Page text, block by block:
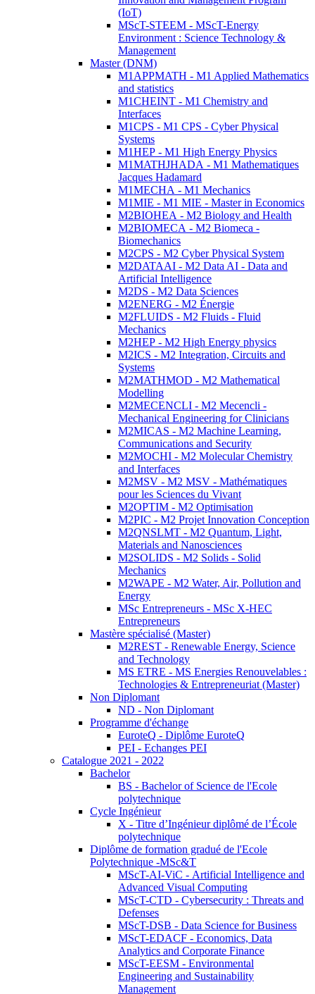
(IoT)
MScT-STEEM - MScT-Energy
Environment : Science Technology &
Management
Master (DNM)
M1APPMATH - M1 Applied Mathematics
and statistics
M1CHEINT - M1 Chemistry and
Interfaces
M1CPS - M1 CPS - Cyber Physical
Systems
M1HEP - M1 High Energy Physics
M1MATHJHADA - M1 Mathematiques
Jacques Hadamard
M1MECHA - M1 Mechanics
M1MIE - M1 MIE - Master in Economics
M2BIOHEA - M2 Biology and Health
M2BIOMECA - M2 Biomeca -
Biomechanics
M2CPS - M2 Cyber Physical System
M2DATAAI - M2 Data AI - Data and
Artificial Intelligence
M2DS - M2 Data Sciences
M2ENERG - M2 Énergie
M2FLUIDS - M2 Fluids - Fluid
Mechanics
M2HEP - M2 High Energy physics
M2ICS - M2 Integration, Circuits and
Systems
M2MATHMOD - M2 Mathematical
Modelling
M2MECENCLI - M2 Mecencli -
Mechanical Engineering for Clinicians
M2MICAS - M2 Machine Learning,
Communications and Security
M2MOCHI - M2 Molecular Chemistry
and Interfaces
M2MSV - M2 MSV - Mathématiques
pour les Sciences du Vivant
M2OPTIM - M2 Optimisation
M2PIC - M2 Projet Innovation Conception
M2QNSLMT - M2 Quantum, Light,
Materials and Nanosciences
M2SOLIDS - M2 Solids - Solid
Mechanics
M2WAPE - M2 Water, Air, Pollution and
Energy
MSc Entrepreneurs - MSc X-HEC
Entrepreneurs
Mastère spécialisé (Master)
M2REST - Renewable Energy, Science
and Technology
MS ETRE - MS Energies Renouvelables :
Technologies & Entrepreneuriat (Master)
Non Diplomant
ND - Non Diplomant
Programme d'échange
EuroteQ - Diplôme EuroteQ
PEI - Echanges PEI
Catalogue 2021 - 2022
Bachelor
BS - Bachelor of Science de l'Ecole
polytechnique
Cycle Ingénieur
X - Titre d’Ingénieur diplômé de l’École
polytechnique
Diplôme de formation gradué de l'Ecole
Polytechnique -MSc&T
MScT-AI-ViC - Artificial Intelligence and
Advanced Visual Computing
MScT-CTD - Cybersecurity : Threats and
Defenses
MScT-DSB - Data Science for Business
MScT-EDACF - Economics, Data
Analytics and Corporate Finance
MScT-EESM - Environmental
Engineering and Sustainability
Management